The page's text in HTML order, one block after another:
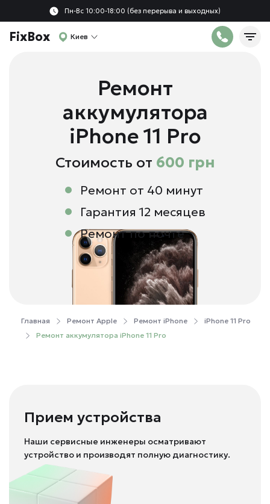
Пн-Вс 10:00-18:00 (без перерыва и выходных)
FixBox Киев
Ремонт
аккумулятора
iPhone 11 Pro
Стоимость от 600 грн
Ремонт от 40 минут
Гарантия 12 месяцев
Ремонт по почте
Главная Ремонт Apple Ремонт iPhone
iPhone 11 Pro
Ремонт аккумулятора iPhone 11 Pro
Прием устройства
Наши сервисные инженеры осматривают
устройство и производят полную диагностику.